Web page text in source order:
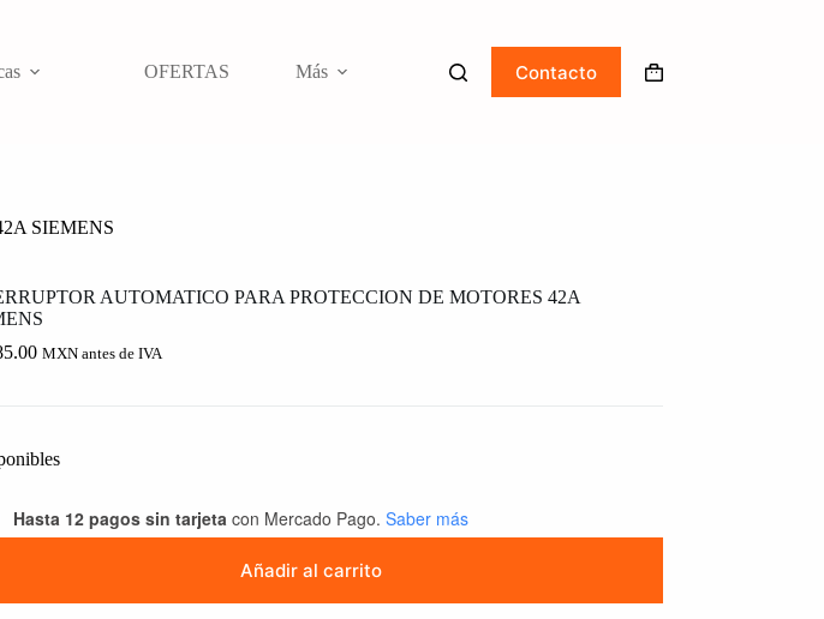
OFERTAS Más Contacto
Carro
SIEMENS
AUTOMATICO PARA PROTECCION DE MOTORES 42A
MXN antes de IVA
Hasta 12 pagos sin tarjeta con Mercado Pago. Saber más
Añadir al carrito